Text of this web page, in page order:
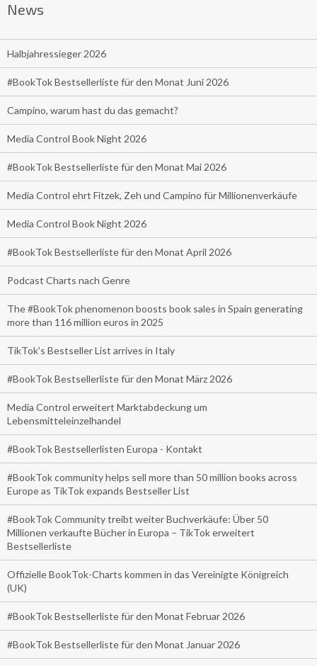
News
Halbjahressieger 2026
#BookTok Bestsellerliste für den Monat Juni 2026
Campino, warum hast du das gemacht?
Media Control Book Night 2026
#BookTok Bestsellerliste für den Monat Mai 2026
Media Control ehrt Fitzek, Zeh und Campino für Millionenverkäufe
Media Control Book Night 2026
#BookTok Bestsellerliste für den Monat April 2026
Podcast Charts nach Genre
The #BookTok phenomenon boosts book sales in Spain generating
more than 116 million euros in 2025
TikTok’s Bestseller List arrives in Italy
#BookTok Bestsellerliste für den Monat März 2026
Media Control erweitert Marktabdeckung um
Lebensmitteleinzelhandel
#BookTok Bestsellerlisten Europa - Kontakt
#BookTok community helps sell more than 50 million books across
Europe as TikTok expands Bestseller List
#BookTok Community treibt weiter Buchverkäufe: Über 50
Millionen verkaufte Bücher in Europa – TikTok erweitert
Bestsellerliste
Offizielle BookTok-Charts kommen in das Vereinigte Königreich
(UK)
#BookTok Bestsellerliste für den Monat Februar 2026
#BookTok Bestsellerliste für den Monat Januar 2026